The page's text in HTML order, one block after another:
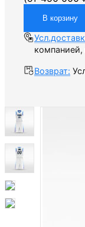
В корзину
Возврат: